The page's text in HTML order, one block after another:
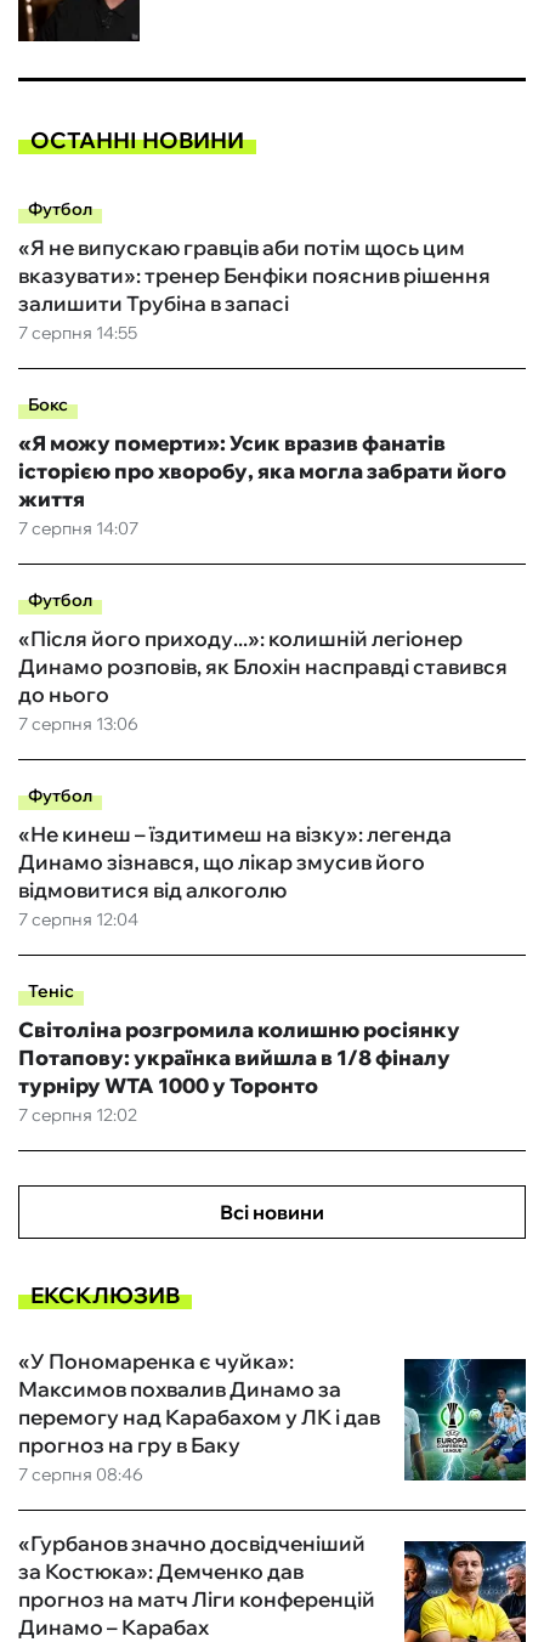
ОСТАННІ НОВИНИ
Футбол
7 серпня 14:55
«Я не випускаю гравців аби потім щось цим
вказувати»: тренер Бенфіки пояснив рішення
залишити Трубіна в запасі
Бокс
7 серпня 14:07
«Я можу померти»: Усик вразив фанатів
історією про хворобу, яка могла забрати його
життя
Футбол
7 серпня 13:06
«Після його приходу...»: колишній легіонер
Динамо розповів, як Блохін насправді ставився
до нього
Футбол
7 серпня 12:04
«Не кинеш – їздитимеш на візку»: легенда
Динамо зізнався, що лікар змусив його
відмовитися від алкоголю
Теніс
7 серпня 12:02
Світоліна розгромила колишню росіянку
Потапову: українка вийшла в 1/8 фіналу
турніру WTA 1000 у Торонто
Всі новини
ЕКСКЛЮЗИВ
7 серпня 08:46
«У Пономаренка є чуйка»:
Максимов похвалив Динамо за
перемогу над Карабахом у ЛК і дав
прогноз на гру в Баку
«Гурбанов значно досвідченіший
за Костюка»: Демченко дав
прогноз на матч Ліги конференцій
Динамо – Карабах